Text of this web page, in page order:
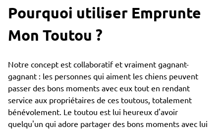
Pourquoi utiliser Emprunte
Mon Toutou ?
Notre concept est collaboratif et vraiment gagnant-
gagnant : les personnes qui aiment les chiens peuvent
passer des bons moments avec eux tout en rendant
service aux propriétaires de ces toutous, totalement
bénévolement. Le toutou est lui heureux d'avoir
quelqu'un qui adore partager des bons moments avec lui